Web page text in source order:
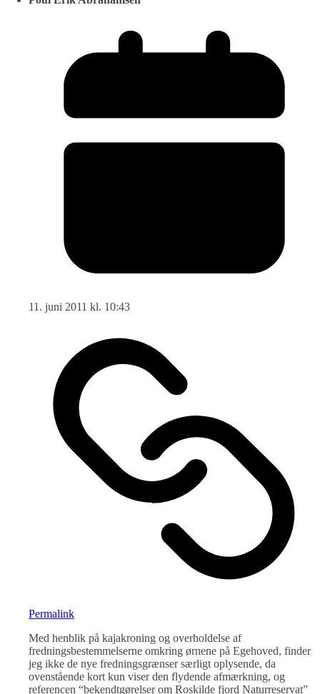
11. juni 2011 kl. 10:43
Permalink
Med henblik på kajakroning og overholdelse af
fredningsbestemmelserne omkring ørnene på Egehoved, finder
jeg ikke de nye fredningsgrænser særligt oplysende, da
ovenstående kort kun viser den flydende afmærkning, og
referencen “bekendtgørelser om Roskilde fjord Naturreservat”